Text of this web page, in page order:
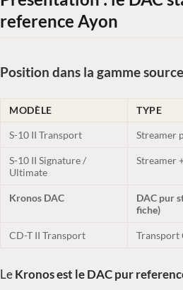
reference Ayon
Position dans la gamme
MODÈLE TYPE
S-10 II Transport Streamer
S-10 II Signature /
Ultimate
Streamer
Kronos DAC
DAC pur
fiche)
CD-T II Transport Transport
LeKronos est le DAC pur